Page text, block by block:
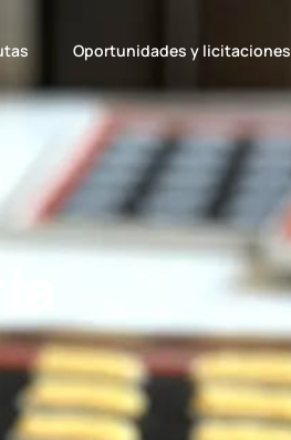
Oportunidades y licitaciones